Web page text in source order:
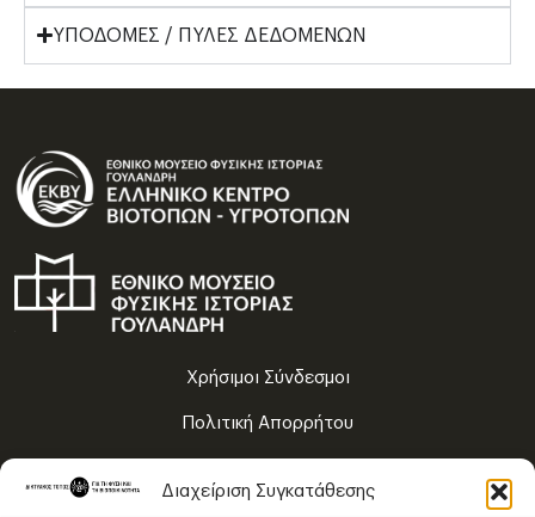
Διαχείριση Συγκατάθεσης
ΥΠΟΔΟΜΕΣ / ΠΥΛΕΣ ΔΕΔΟΜΕΝΩΝ
Χρήσιμοι Σύνδεσμοι
Πολιτική Απορρήτου